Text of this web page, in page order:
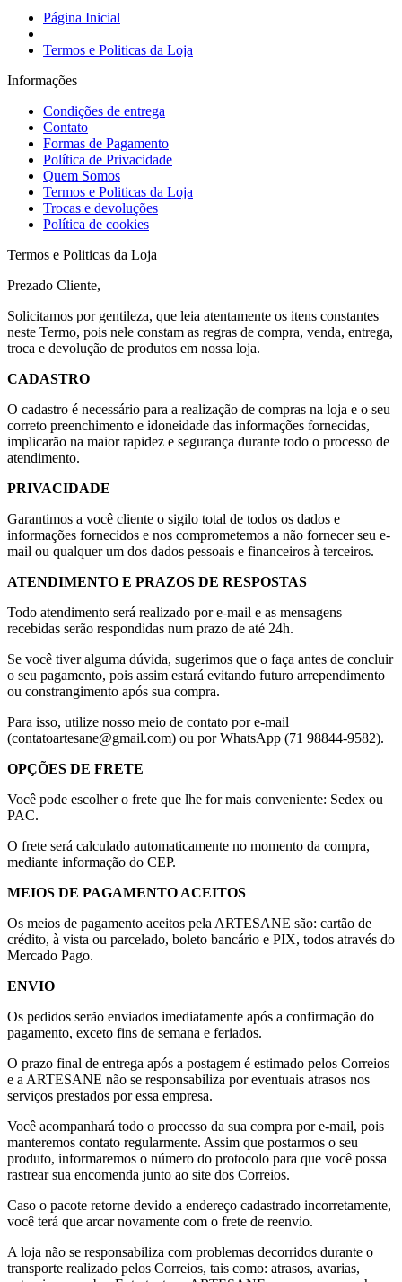
Página Inicial
Termos e Politicas da Loja
Informações
Condições de entrega
Contato
Formas de Pagamento
Política de Privacidade
Quem Somos
Termos e Politicas da Loja
Trocas e devoluções
Política de cookies
Termos e Politicas da Loja
Prezado Cliente,
Solicitamos por gentileza, que leia atentamente os itens constantes
neste Termo, pois nele constam as regras de compra, venda, entrega,
troca e devolução de produtos em nossa loja.
CADASTRO
O cadastro é necessário para a realização de compras na loja e o seu
correto preenchimento e idoneidade das informações fornecidas,
implicarão na maior rapidez e segurança durante todo o processo de
atendimento.
PRIVACIDADE
Garantimos a você cliente o sigilo total de todos os dados e
informações fornecidos e nos comprometemos a não fornecer seu e-
mail ou qualquer um dos dados pessoais e financeiros à terceiros.
ATENDIMENTO E PRAZOS DE RESPOSTAS
Todo atendimento será realizado por e-mail e as mensagens
recebidas serão respondidas num prazo de até 24h.
Se você tiver alguma dúvida, sugerimos que o faça antes de concluir
o seu pagamento, pois assim estará evitando futuro arrependimento
ou constrangimento após sua compra.
Para isso, utilize nosso meio de contato por e-mail
(contatoartesane@gmail.com) ou por WhatsApp (71 98844-9582).
OPÇÕES DE FRETE
Você pode escolher o frete que lhe for mais conveniente: Sedex ou
PAC.
O frete será calculado automaticamente no momento da compra,
mediante informação do CEP.
MEIOS DE PAGAMENTO ACEITOS
Os meios de pagamento aceitos pela ARTESANE são: cartão de
crédito, à vista ou parcelado, boleto bancário e PIX, todos através do
Mercado Pago.
ENVIO
Os pedidos serão enviados imediatamente após a confirmação do
pagamento, exceto fins de semana e feriados.
O prazo final de entrega após a postagem é estimado pelos Correios
e a ARTESANE não se responsabiliza por eventuais atrasos nos
serviços prestados por essa empresa.
Você acompanhará todo o processo da sua compra por e-mail, pois
manteremos contato regularmente. Assim que postarmos o seu
produto, informaremos o número do protocolo para que você possa
rastrear sua encomenda junto ao site dos Correios.
Caso o pacote retorne devido a endereço cadastrado incorretamente,
você terá que arcar novamente com o frete de reenvio.
A loja não se responsabiliza com problemas decorridos durante o
transporte realizado pelos Correios, tais como: atrasos, avarias,